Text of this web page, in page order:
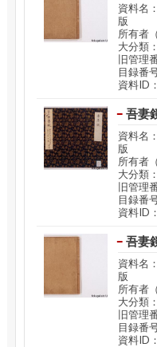
資料名
版
所有者
大分類
旧管理
目録番
資料ID
吾妻
資料名
版
所有者
大分類
旧管理
目録番
資料ID
吾妻
資料名
版
所有者
大分類
旧管理
目録番
資料ID